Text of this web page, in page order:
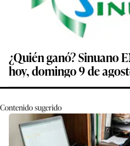
¿Quién ganó? Sinuano
hoy, domingo 9 de
Contenido sugerido